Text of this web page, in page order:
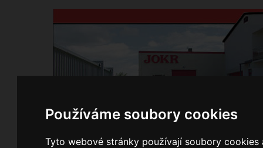
Používáme soubory cookies
Tyto webové stránky používají soubory
Domů Kontakty Přihlášení Ke